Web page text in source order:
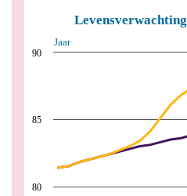
Jaar
Levensverwachting
80
85
90